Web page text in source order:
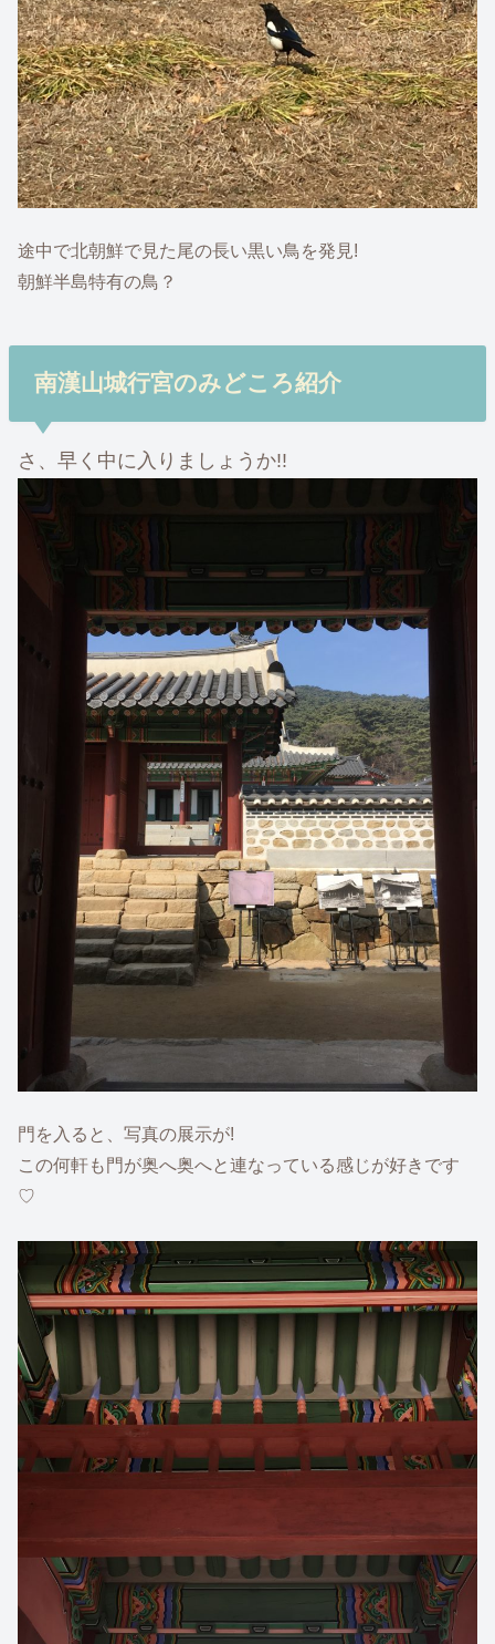
途中で北朝鮮で見た尾の長い黒い鳥を発見!
朝鮮半島特有の鳥？
南漢山城行宮のみどころ紹介
さ、早く中に入りましょうか!!
門を入ると、写真の展示が!
この何軒も門が奥へ奥へと連なっている感じが好きです
♡